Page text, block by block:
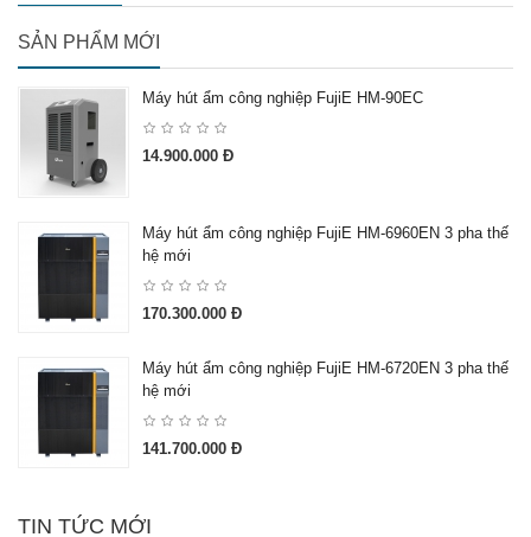
SẢN PHẨM MỚI
Máy hút ẩm công nghiệp FujiE HM-90EC
14.900.000 Đ
Máy hút ẩm công nghiệp FujiE HM-6960EN 3 pha thế
hệ mới
170.300.000 Đ
Máy hút ẩm công nghiệp FujiE HM-6720EN 3 pha thế
hệ mới
141.700.000 Đ
TIN TỨC MỚI